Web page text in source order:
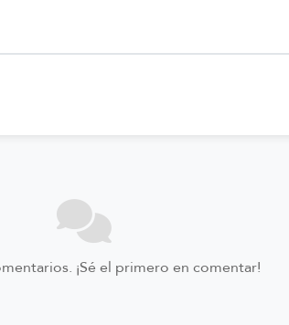
¡Sé el primero en comentar!